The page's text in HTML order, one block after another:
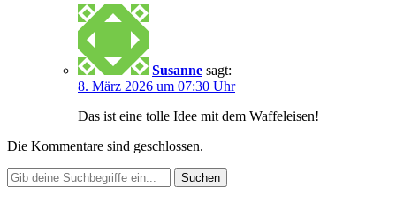
Susanne sagt:
8. März 2026 um 07:30 Uhr
Das ist eine tolle Idee mit dem Waffeleisen!
Die Kommentare sind geschlossen.